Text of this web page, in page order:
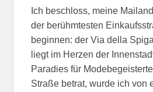
Ich beschloss, meine
der berühmtesten
beginnen: der Via della
liegt im Herzen der
Paradies für
Straße betrat, wurde ich von